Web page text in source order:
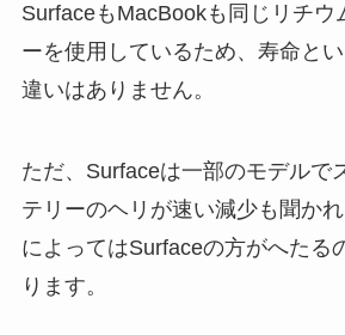
SurfaceもMacBookも同じリチウ
ーを使用しているため、寿命と
違いはありません。
ただ、Surfaceは一部のモデルで
テリーのヘリが速い減少も聞か
によってはSurfaceの方がへたる
ります。